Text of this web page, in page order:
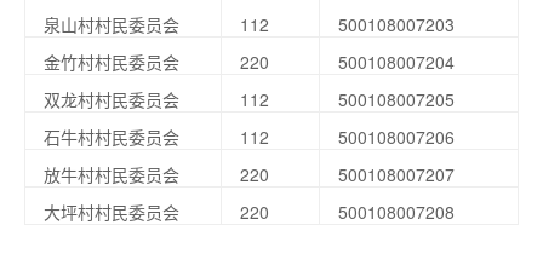
泉山村村民委员会
112
500108007203
金竹村村民委员会
220
500108007204
双龙村村民委员会
112
500108007205
石牛村村民委员会
112
500108007206
放牛村村民委员会
220
500108007207
大坪村村民委员会
220 500108007208